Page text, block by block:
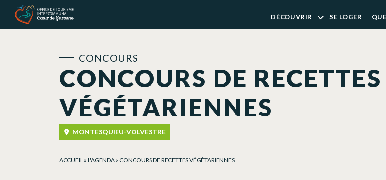
DÉCOUVRIR SE LOGER
CONCOURS DE RECETTES
VÉGÉTARIENNES
CONCOURS
MONTESQUIEU-VOLVESTRE
ACCUEIL » L'AGENDA » CONCOURS DE RECETTES VÉGÉTARIENNES
Panneau de gestion des cookies